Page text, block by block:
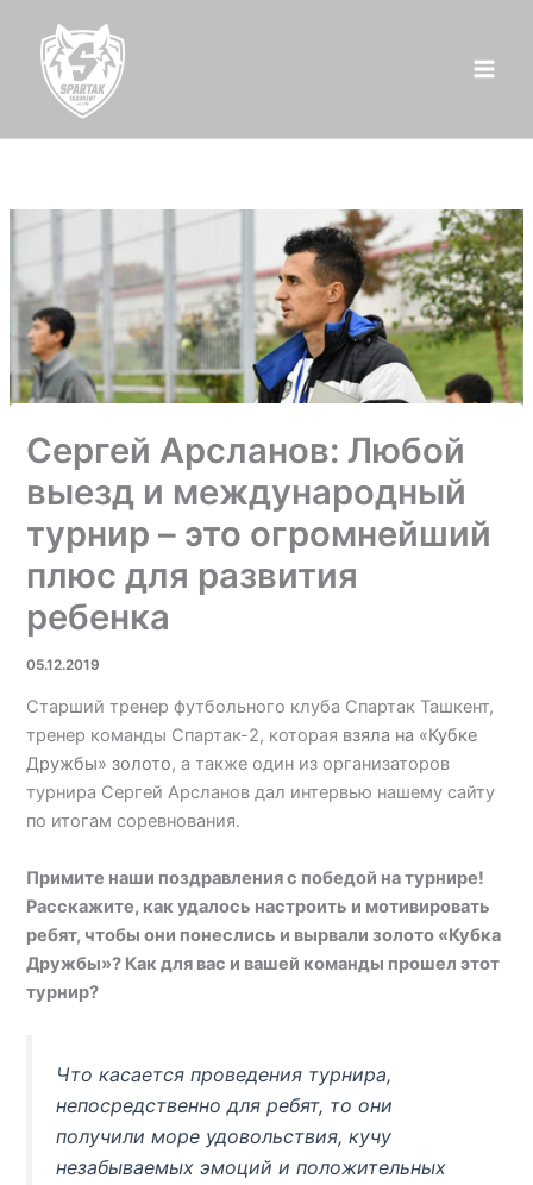
содержимому
Сергей Арсланов: Любой
выезд и международный
турнир – это огромнейший
плюс для развития
ребенка
05.12.2019
Старший тренер футбольного клуба Спартак Ташкент,
тренер команды Спартак-2, которая взяла на «Кубке
Дружбы» золото, а также один из организаторов
турнира Сергей Арсланов дал интервью нашему сайту
по итогам соревнования.
Примите наши поздравления с победой на турнире!
Расскажите, как удалось настроить и мотивировать
ребят, чтобы они понеслись и вырвали золото «Кубка
Дружбы»? Как для вас и вашей команды прошел этот
турнир?
Что касается проведения турнира,
непосредственно для ребят, то они
получили море удовольствия, кучу
незабываемых эмоций и положительных